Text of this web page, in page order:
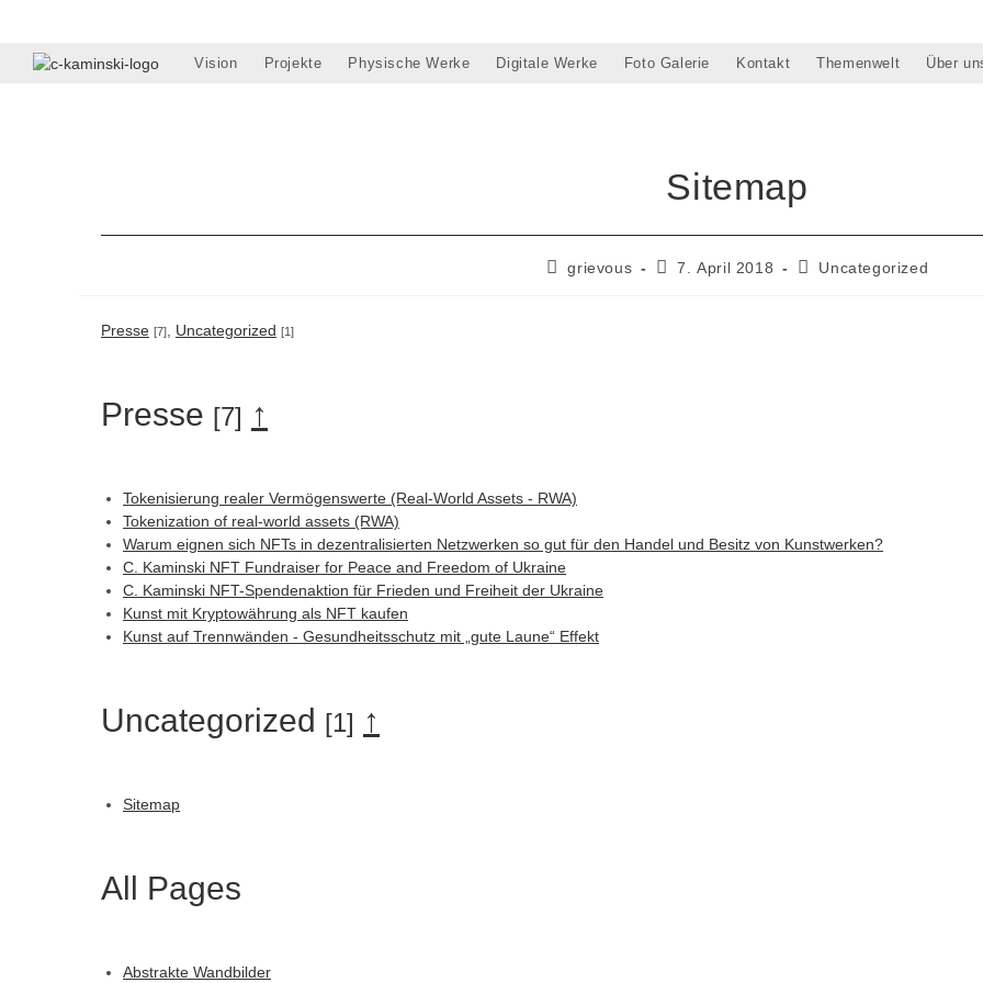
springen
Vision Projekte Physische Werke Digitale Werke Foto Galerie Kontakt Themenwelt Über
Sitemap
Beitrags-
grievous
Beitrag
7. April 2018
Beitrags-
Uncategorized
Presse [7] Uncategorized [1]
Presse [7] ↑
Tokenisierung realer Vermögenswerte (Real-World Assets - RWA)
Tokenization of real-world assets (RWA)
Warum eignen sich NFTs in dezentralisierten Netzwerken so gut für den Handel und Besitz von Kunstwerken?
C. Kaminski NFT Fundraiser for Peace and Freedom of Ukraine
C. Kaminski NFT-Spendenaktion für Frieden und Freiheit der Ukraine
Kunst mit Kryptowährung als NFT kaufen
Kunst auf Trennwänden - Gesundheitsschutz mit „gute Laune“ Effekt
Uncategorized [1] ↑
Sitemap
All Pages
Abstrakte Wandbilder